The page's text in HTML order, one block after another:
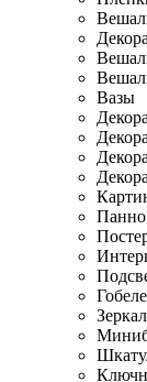
Вазы
Панно